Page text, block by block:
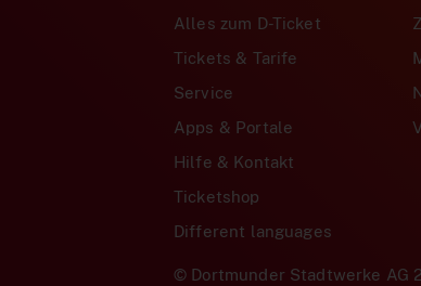
Alles zum D-Ticket
Tickets & Tarife
Service
Apps & Portale
Hilfe & Kontakt
Ticketshop
Different languages
© Dortmunder Stadtwerke AG